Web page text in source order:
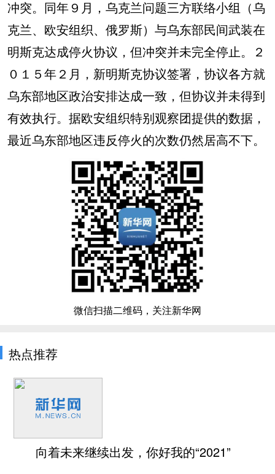
冲突。同年９月，乌克兰问题三方联络小组（乌
克兰、欧安组织、俄罗斯）与乌东部民间武装在
明斯克达成停火协议，但冲突并未完全停止。２
０１５年２月，新明斯克协议签署，协议各方就
乌东部地区政治安排达成一致，但协议并未得到
有效执行。据欧安组织特别观察团提供的数据，
最近乌东部地区违反停火的次数仍然居高不下。
微信扫描二维码，关注新华网
热点推荐
向着未来继续出发，你好我的“2021”